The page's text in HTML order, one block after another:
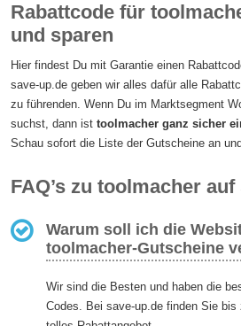
Rabattcode für
und sparen
Hier findest Du mit Garantie einen
save-up.de geben wir alles dafür alle
zu führenden. Wenn Du im Marktsegment
suchst, dann isttoolmacher ganz sicher
Schau sofort die Liste der Gutscheine an
FAQ’s zu toolmacher
Warum soll ich die
toolmacher-Gutscheine
Wir sind die Besten und haben die
Codes. Bei save-up.de finden Sie